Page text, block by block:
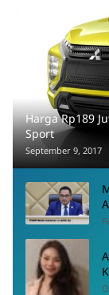
Harga Rp189
Sport
September 9, 2017